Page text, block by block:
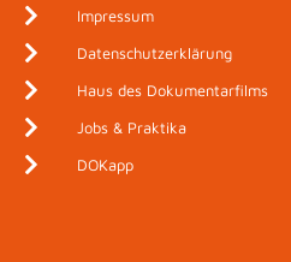
Impressum
Datenschutzerklärung
Haus des Dokumentarfilms
Jobs & Praktika
DOKapp